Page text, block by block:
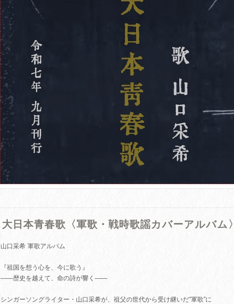
大日本青春歌〈軍歌・戦時歌謡カバーアルバム〉
山口采希 軍歌アルバム
『祖国を想う心を、今に歌う』
――歴史を越えて、命の詩が響く――
シンガーソングライター・山口采希が、祖父の世代から受け継いだ“軍歌”に